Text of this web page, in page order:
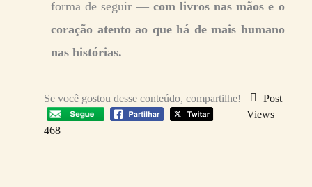
forma de seguir — com livros nas mãos e o
coração atento ao que há de mais humano
nas histórias.
Se você gostou desse conteúdo, compartilhe!
Post
Views
468